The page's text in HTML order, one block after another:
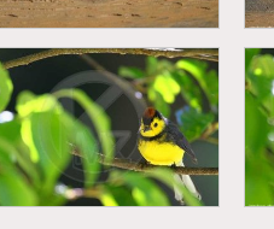
Bihoreau violacé
(Nyctanassa violacea)